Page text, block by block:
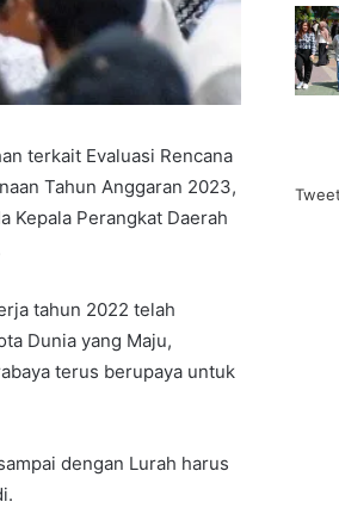
terkait Evaluasi Rencana
Tahun Anggaran 2023,
Kepala Perangkat Daerah
tahun 2022 telah
Dunia yang Maju,
terus berupaya untuk
dengan Lurah harus